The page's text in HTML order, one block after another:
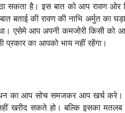
सकता है। इस बात को आप रावण ओर
बताई की रावण की नाभि अर्मुत का
था। एसेमे आप अपनी कमजोरी किसी
का आपको भाय नहीं रहेंगा।
धन का आप सोच समजकर आप खर्च
खरीद सकते हो। बल्कि इसका मतलब